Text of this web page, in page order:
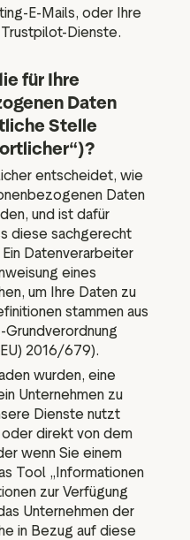
E-Mails, oder Ihre
Dienste.
für Ihre
Daten
Stelle
entscheidet, wie
Daten
und ist dafür
diese sachgerecht
Datenverarbeiter
eines
um Ihre Daten zu
stammen aus
2016/679).
wurden, eine
Unternehmen zu
Dienste nutzt
direkt von dem
wenn Sie einem
Tool „Informationen
zur Verfügung
Unternehmen der
in Bezug auf diese